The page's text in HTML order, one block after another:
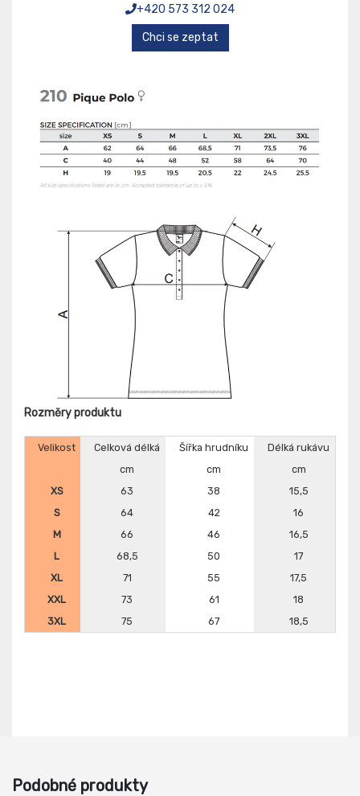
+420 573 312 024
Chci se zeptat
Rozměry produktu
Velikost Celková délká Šířka hrudníku
Délká rukávu
cm
cm
cm
XS
63 38
15,5
S
64 42
16
M
66 46
16,5
L
68,5 50
17
XL
71 55
17,5
XXL
73 61
18
3XL
75 67 18,5
Podobné produkty